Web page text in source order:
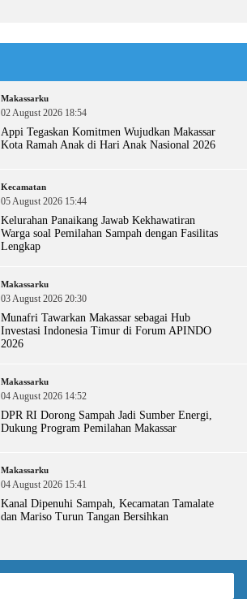
Makassarku
02 August 2026 18:54
Appi Tegaskan Komitmen Wujudkan Makassar
Kota Ramah Anak di Hari Anak Nasional 2026
Kecamatan
05 August 2026 15:44
Kelurahan Panaikang Jawab Kekhawatiran
Warga soal Pemilahan Sampah dengan Fasilitas
Lengkap
Makassarku
03 August 2026 20:30
Munafri Tawarkan Makassar sebagai Hub
Investasi Indonesia Timur di Forum APINDO
2026
Makassarku
04 August 2026 14:52
DPR RI Dorong Sampah Jadi Sumber Energi,
Dukung Program Pemilahan Makassar
Makassarku
04 August 2026 15:41
Kanal Dipenuhi Sampah, Kecamatan Tamalate
dan Mariso Turun Tangan Bersihkan